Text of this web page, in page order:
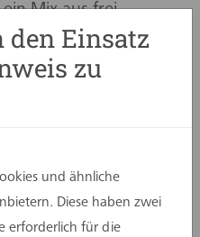
Mix aus frei
geförderten Einheiten.
eine Schule, eine
eine nachhaltige
auszeichnet. Für das
Einsatz
zu
und ähnliche
Diese haben zwei
erforderlich für die